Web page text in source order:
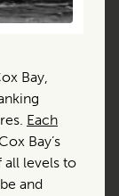
Bay,
Each
Bay’s
all levels to
and